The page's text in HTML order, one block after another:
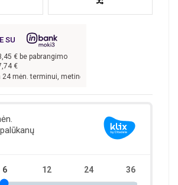
SU
€ be pabrangimo
€
terminui, metinė palūkanų norma –